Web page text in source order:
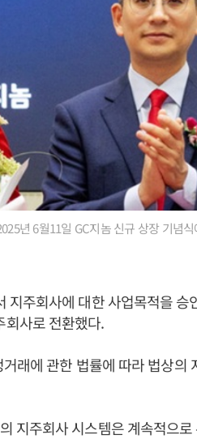
년 6월11일 GC지놈 신규 상장 기념
지주회사에 대한 사업목적을 승
회사로 전환했다.
래에 관한 법률에 따라 법상의
지주회사 시스템은 계속적으